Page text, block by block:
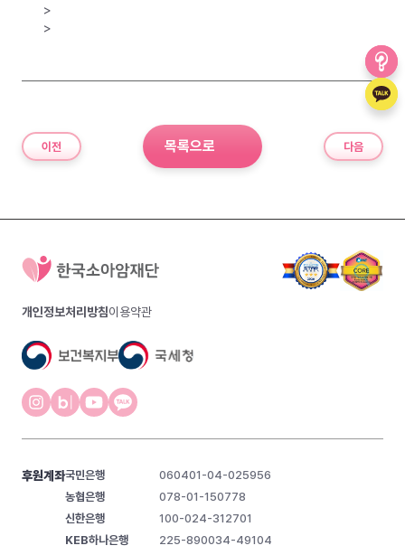
>
>
이전 목록으로 다음
개인정보처리방침이용약관
후원계좌국민은행
060401-04-025956
농협은행
078-01-150778
신한은행
100-024-312701
KEB하나은행
225-890034-49104